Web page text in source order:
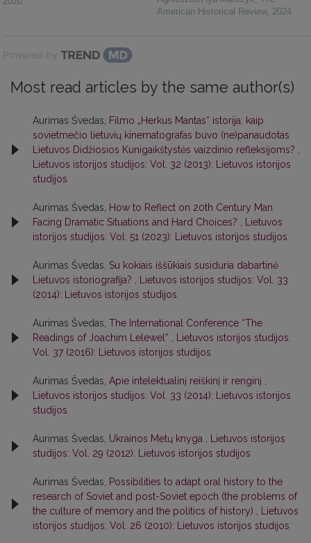
American Historical Review, 2024
Powered by
Most read articles by the same author(s)
Aurimas Švedas, Filmo „Herkus Mantas“ istorija: kaip
sovietmečio lietuvių kinematografas buvo (ne)panaudotas
Lietuvos Didžiosios Kunigaikštystės vaizdinio refleksijoms?
Lietuvos istorijos studijos: Vol. 32 (2013): Lietuvos istorijos
studijos
Aurimas Švedas, How to Reflect on 20th Century Man
Facing Dramatic Situations and Hard Choices?
Lietuvos
istorijos studijos: Vol. 51 (2023): Lietuvos istorijos studijos
Aurimas Švedas, Su kokiais iššūkiais susiduria dabartinė
Lietuvos istoriografija?
Lietuvos istorijos studijos: Vol. 33
(2014): Lietuvos istorijos studijos
Aurimas Švedas, The International Conference “The
Readings of Joachim Lelewel”
Lietuvos istorijos studijos:
Vol. 37 (2016): Lietuvos istorijos studijos
Aurimas Švedas, Apie intelektualinį reiškinį ir renginį
Lietuvos istorijos studijos: Vol. 33 (2014): Lietuvos istorijos
studijos
Aurimas Švedas, Ukrainos Metų knyga
Lietuvos istorijos
studijos: Vol. 29 (2012): Lietuvos istorijos studijos
Aurimas Švedas, Possibilities to adapt oral history to the
research of Soviet and post-Soviet epoch (the problems of
the culture of memory and the politics of history)
Lietuvos
istorijos studijos: Vol. 26 (2010): Lietuvos istorijos studijos